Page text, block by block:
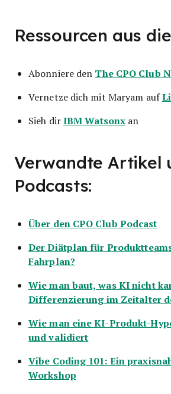
Ressourcen aus
Abonniere den The CPO Club
Vernetze dich mit Maryam auf
Sieh dirIBM Watsonx an
Verwandte Artikel
Podcasts:
Über den CPO Club Podcast
Der Diätplan für
Fahrplan?
Wie man baut, was KI nicht
Differenzierung im Zeitalter
Wie man eine KI-Produkt-
und validiert
Vibe Coding 101: Ein
Workshop